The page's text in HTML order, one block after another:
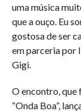
uma música
que a ouço. Eu
gostosa de ser
em parceria por
Gigi.
O encontro, que
“Onda Boa”,